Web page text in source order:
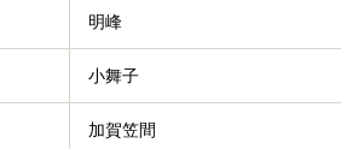
明峰
小舞子
加賀笠間